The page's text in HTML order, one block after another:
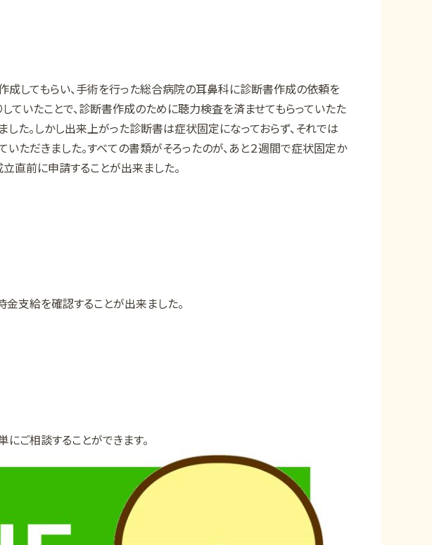
してもらい、手術を行った総合病院の耳鼻科に診断書作成の依頼を
ていたことで、診断書作成のために聴力検査を済ませてもらっていたた
た。しかし出来上がった診断書は症状固定になっておらず、それでは
ただきました。すべての書類がそろったのが、あと２週間で症状固定か
直前に申請することが出来ました。
支給を確認することが出来ました。
ご相談することができます。